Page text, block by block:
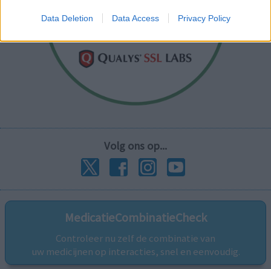
Data Deletion Data Access Privacy Policy
Volg ons op...
MedicatieCombinatieCheck
Controleer nu zelf de combinatie van
uw medicijnen op interacties, snel en eenvoudig.